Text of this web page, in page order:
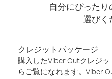
自分にぴった
選びく
クレジットパッケージ
購入したViber Outクレジ
らご覧になれます。Viber